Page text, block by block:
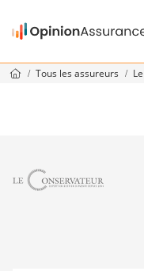
Tous les assureurs